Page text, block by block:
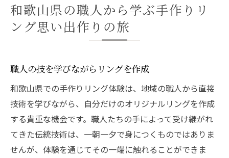
和歌山県の職人から学ぶ手作りリ
ング思い出作りの旅
職人の技を学びながらリングを作成
和歌山県での手作りリング体験は、地域の職人から直接
技術を学びながら、自分だけのオリジナルリングを作成
する貴重な機会です。職人たちの手によって受け継がれ
てきた伝統技術は、一朝一夕で身につくものではありま
せんが、体験を通じてその一端に触れることができま